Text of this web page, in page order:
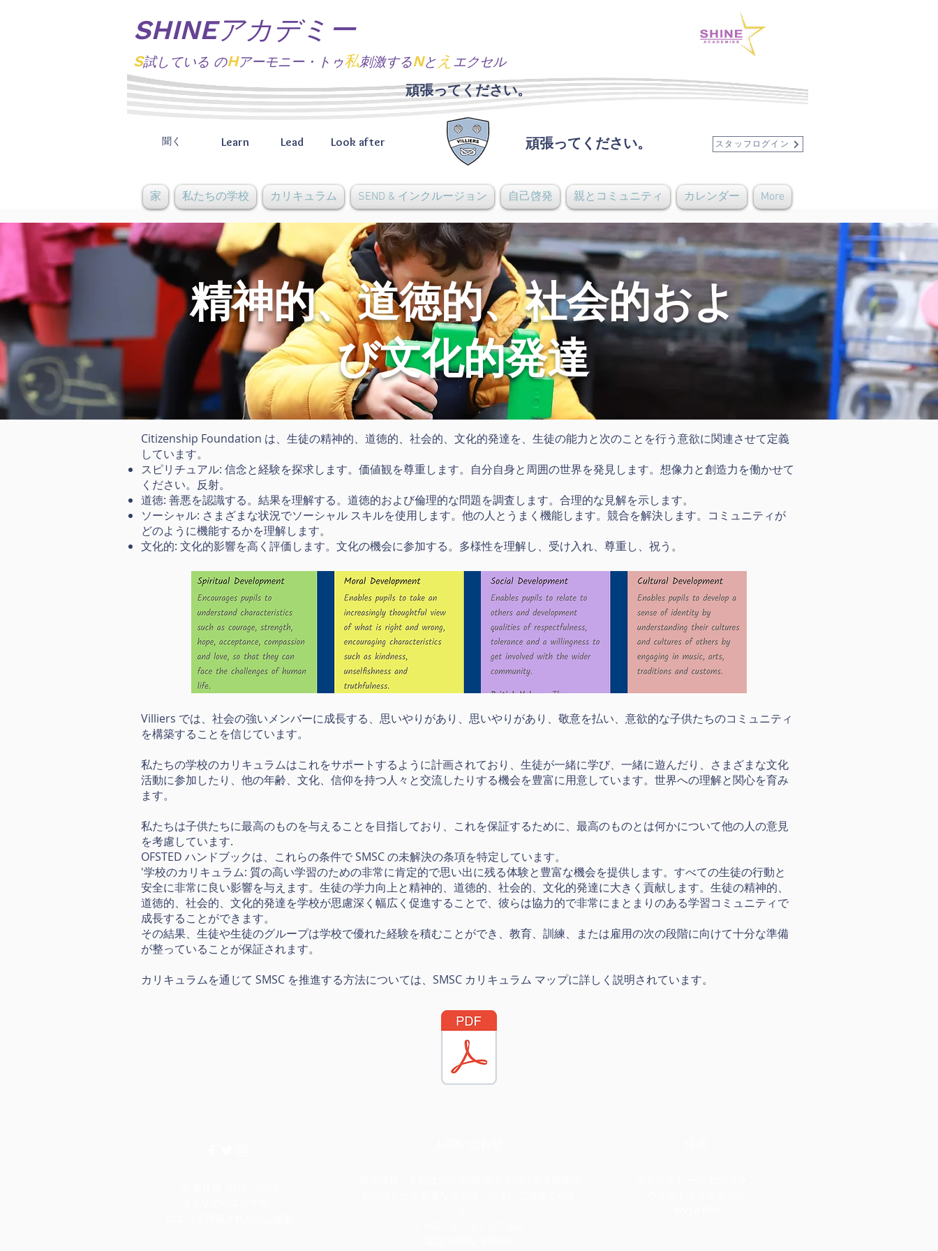
SHINEアカデミー
S試している のHアーモニー・トゥ私刺激するNと え エクセル
聞く 頑張ってください。
Learn Lead Look after スタッフログイン
頑張ってください。
家 私たちの学校 カリキュラム SEND & インクルージョン 自己啓発 親とコミュニティ カレンダー More
精神的、道徳的、社会的およ
び文化的発達
Citizenship Foundation は、生徒の精神的、道徳的、社会的、文化的発達を、生徒の能力と次のことを行う意欲に関連させて定義
しています。
スピリチュアル: 信念と経験を探求します。価値観を尊重します。自分自身と周囲の世界を発見します。想像力と創造力を働かせて
ください。反射。
道徳: 善悪を認識する。結果を理解する。道徳的および倫理的な問題を調査します。合理的な見解を示します。
ソーシャル: さまざまな状況でソーシャル スキルを使用します。他の人とうまく機能します。競合を解決します。コミュニティが
どのように機能するかを理解します。
文化的: 文化的影響を高く評価します。文化の機会に参加する。多様性を理解し、受け入れ、尊重し、祝う。
Villiers では、社会の強いメンバーに成長する、思いやりがあり、思いやりがあり、敬意を払い、意欲的な子供たちのコミュニティ
を構築することを信じています。
私たちの学校のカリキュラムはこれをサポートするように計画されており、生徒が一緒に学び、一緒に遊んだり、さまざまな文化
活動に参加したり、他の年齢、文化、信仰を持つ人々と交流したりする機会を豊富に用意しています。世界への理解と関心を育み
ます。
私たちは子供たちに最高のものを与えることを目指しており、これを保証するために、最高のものとは何かについて他の人の意見
を考慮しています.
OFSTED ハンドブックは、これらの条件で SMSC の未解決の条項を特定しています。
'学校のカリキュラム: 質の高い学習のための非常に肯定的で思い出に残る体験と豊富な機会を提供します。すべての生徒の行動と
安全に非常に良い影響を与えます。生徒の学力向上と精神的、道徳的、社会的、文化的発達に大きく貢献します。生徒の精神的、
道徳的、社会的、文化的発達を学校が思慮深く幅広く促進することで、彼らは協力的で非常にまとまりのある学習コミュニティで
成長することができます。
その結果、生徒や生徒のグループは学校で優れた経験を積むことができ、教育、訓練、または雇用の次の段階に向けて十分な準備
が整っていることが保証されます。
カリキュラムを通じて SMSC を推進する方法については、SMSC カリキュラム マップに詳しく説明されています。